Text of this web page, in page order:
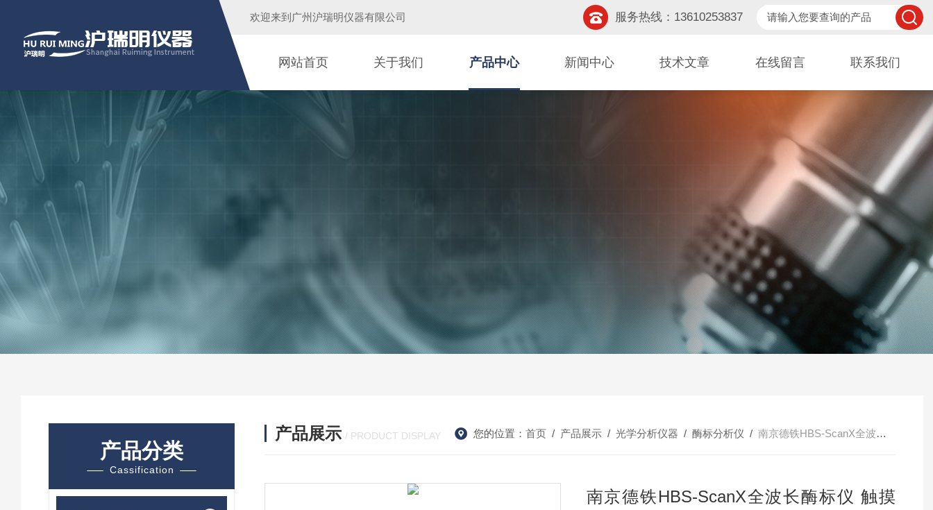
欢迎来到广州沪瑞明仪器有限公司 服务热线：13610253837
网站首页 关于我们 产品中心 新闻中心 技术文章 在线留言 联系我们
产品分类
Cassification
产品展示 / PRODUCT DISPLAY 您的位置： 首页/ 产品展示/ 光学分析仪器 / 酶标分析仪 / 南京德铁HBS-ScanX全波长酶标仪 触摸屏进口光栅检测仪器
南京德铁HBS-ScanX全波长酶标仪 触摸